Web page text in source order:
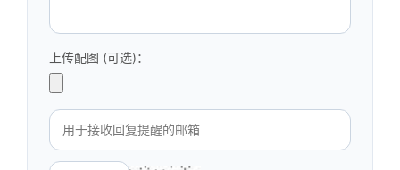
上传配图 (可选)：